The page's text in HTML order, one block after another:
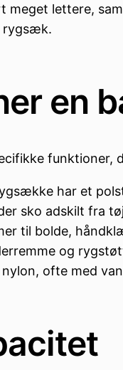
lettere,
rygsæk.
en
funktioner,
har et
sko adskilt fra
til bolde,
og
nylon, ofte med